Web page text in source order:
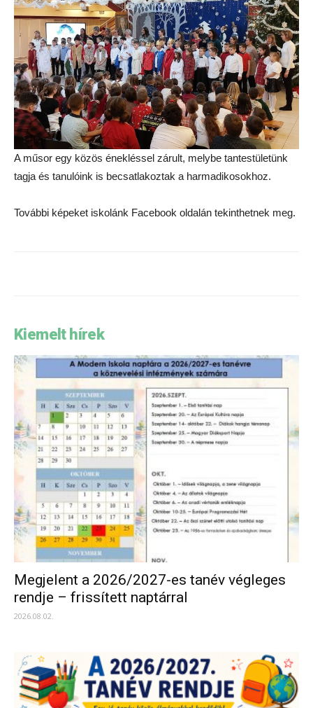
A műsor egy közös énekléssel zárult, melybe tantestületünk
tagja és tanulóink is becsatlakoztak a harmadikosokhoz.
További képeket iskolánk Facebook oldalán tekinthetnek meg.
Kiemelt hírek
Megjelent a 2026/2027-es tanév végleges
rendje – frissített naptárral
2026.08.02.